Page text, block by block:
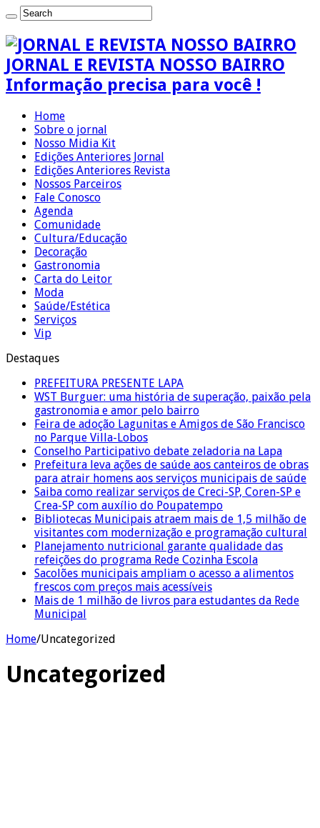
JORNAL E REVISTA NOSSO BAIRRO
Informação precisa para você !
Home
Sobre o jornal
Nosso Midia Kit
Edições Anteriores Jornal
Edições Anteriores Revista
Nossos Parceiros
Fale Conosco
Agenda
Comunidade
Cultura/Educação
Decoração
Gastronomia
Carta do Leitor
Moda
Saúde/Estética
Serviços
Vip
Destaques
PREFEITURA PRESENTE LAPA
WST Burguer: uma história de superação, paixão pela
gastronomia e amor pelo bairro
Feira de adoção Lagunitas e Amigos de São Francisco
no Parque Villa-Lobos
Conselho Participativo debate zeladoria na Lapa
Prefeitura leva ações de saúde aos canteiros de obras
para atrair homens aos serviços municipais de saúde
Saiba como realizar serviços de Creci-SP, Coren-SP e
Crea-SP com auxílio do Poupatempo
Bibliotecas Municipais atraem mais de 1,5 milhão de
visitantes com modernização e programação cultural
Planejamento nutricional garante qualidade das
refeições do programa Rede Cozinha Escola
Sacolões municipais ampliam o acesso a alimentos
frescos com preços mais acessíveis
Mais de 1 milhão de livros para estudantes da Rede
Municipal
Home/Uncategorized
Uncategorized